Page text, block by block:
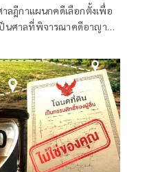
ลฎีกาแผนกคดีเลือกตั้งเพื่อ
นศาลที่พิจารณาคดีอาญา